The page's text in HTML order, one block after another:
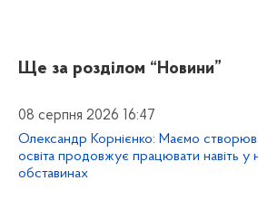
Ще за розділом “Новини”
08 серпня 2026 16:47
Олександр Корнієнко: Маємо
освіта продовжує працювати навіть у
обставинах